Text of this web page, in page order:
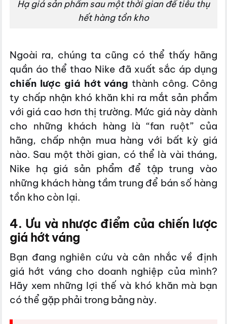
Hạ giá sản phẩm sau một thời gian để tiêu thụ
hết hàng tồn kho
Ngoài ra, chúng ta cũng có thể thấy hãng
quần áo thể thao Nike đã xuất sắc áp dụng
chiến lược giá hớt váng thành công. Công
ty chấp nhận khó khăn khi ra mắt sản phẩm
với giá cao hơn thị trường. Mức giá này dành
cho những khách hàng là “fan ruột” của
hãng, chấp nhận mua hàng với bất kỳ giá
nào. Sau một thời gian, có thể là vài tháng,
Nike hạ giá sản phẩm để tập trung vào
những khách hàng tầm trung để bán số hàng
tồn kho còn lại.
4. Ưu và nhược điểm của chiến lược
giá hớt váng
Bạn đang nghiên cứu và cân nhắc về định
giá hớt váng cho doanh nghiệp của mình?
Hãy xem những lợi thế và khó khăn mà bạn
có thể gặp phải trong bảng này.